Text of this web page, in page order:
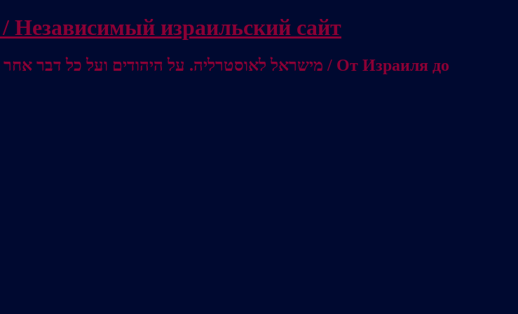
Independent Israeli site / אתר ישראלי עצמאי / Независимый израильский сайт